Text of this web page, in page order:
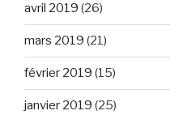
avril 2019 (26)
mars 2019 (21)
février 2019 (15)
janvier 2019 (25)